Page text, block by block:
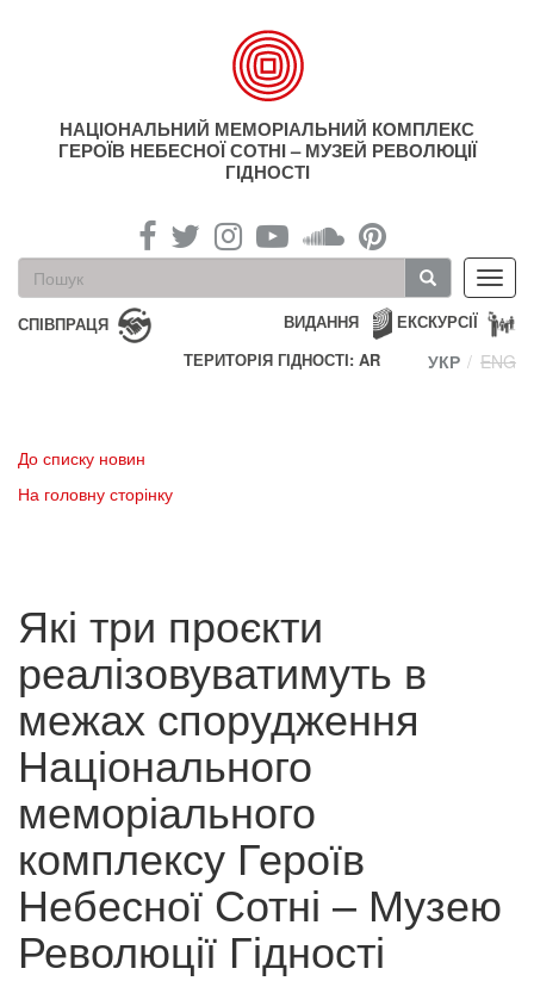
НАЦІОНАЛЬНИЙ МЕМОРІАЛЬНИЙ КОМПЛЕКС
ГЕРОЇВ НЕБЕСНОЇ СОТНІ – МУЗЕЙ РЕВОЛЮЦІЇ
ГІДНОСТІ
Пошукова
форма
Пошук
СПІВПРАЦЯ ЕКСКУРСІЇ
ВИДАННЯ
ТЕРИТОРІЯ ГІДНОСТІ: AR
УКР ENG
До списку новин
На головну сторінку
Які три проєкти
реалізовуватимуть в
межах спорудження
Національного
меморіального
комплексу Героїв
Небесної Сотні – Музею
Революції Гідності